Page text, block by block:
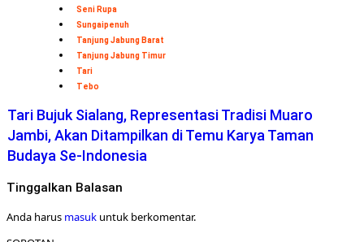
Seni Rupa
Sungaipenuh
Tanjung Jabung Barat
Tanjung Jabung Timur
Tari
Tebo
Tari Bujuk Sialang, Representasi Tradisi Muaro
Jambi, Akan Ditampilkan di Temu Karya Taman
Budaya Se-Indonesia
Tinggalkan Balasan
Anda harus masuk untuk berkomentar.